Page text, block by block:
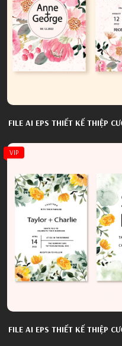
FILE AI EPS THIẾT KẾ THIỆP
VIP
FILE AI EPS THIẾT KẾ THIỆP